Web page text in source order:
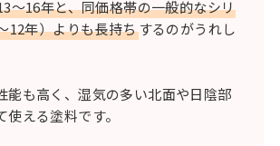
〜16年と、同価格帯の一般的なシリ
12年）よりも長持ちするのがうれし
能も高く、湿気の多い北面や日陰部
える塗料です。